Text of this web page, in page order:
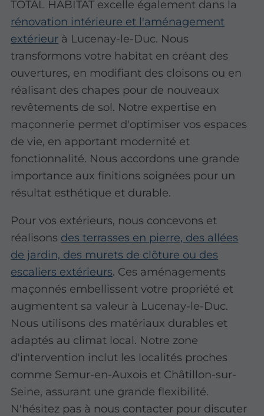
TOTAL HABITAT excelle également dans la
rénovation intérieure et l'aménagement
extérieur à Lucenay-le-Duc. Nous
transformons votre habitat en créant des
ouvertures, en modifiant des cloisons ou en
réalisant des chapes pour de nouveaux
revêtements de sol. Notre expertise en
maçonnerie permet d'optimiser vos espaces
de vie, en apportant modernité et
fonctionnalité. Nous accordons une grande
importance auxfinitions soignées pour un
résultat esthétique et durable.
Pour vos extérieurs, nous concevons et
réalisons des terrasses en pierre, des allées
de jardin, des murets de clôture ou des
escaliers extérieurs. Ces aménagements
maçonnés embellissent votre propriété et
augmentent sa valeur à Lucenay-le-Duc.
Nous utilisons des matériaux durables et
adaptés au climat local. Notre zone
d'intervention inclut les localités proches
comme Semur-en-Auxois et Châtillon-sur-
Seine, assurant une grande flexibilité.
N'hésitez pas à nous contacter pour discuter